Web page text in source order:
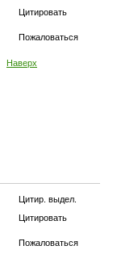
Цитировать
Пожаловаться
Наверх
Цитир. выдел.
Цитировать
Пожаловаться